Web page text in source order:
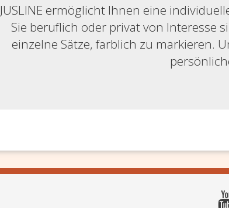
JUSLINE ermöglicht Ihnen eine
Sie beruflich oder privat von Interesse
einzelne Sätze, farblich zu markieren.